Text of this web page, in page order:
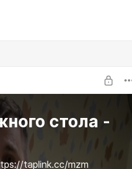
стола -
taplink.cc/mzm